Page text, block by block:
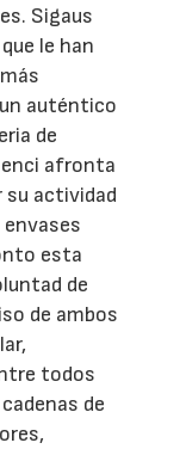
Sigaus
le han
auténtico
de
afronta
su actividad
esta
de
de ambos
todos
de